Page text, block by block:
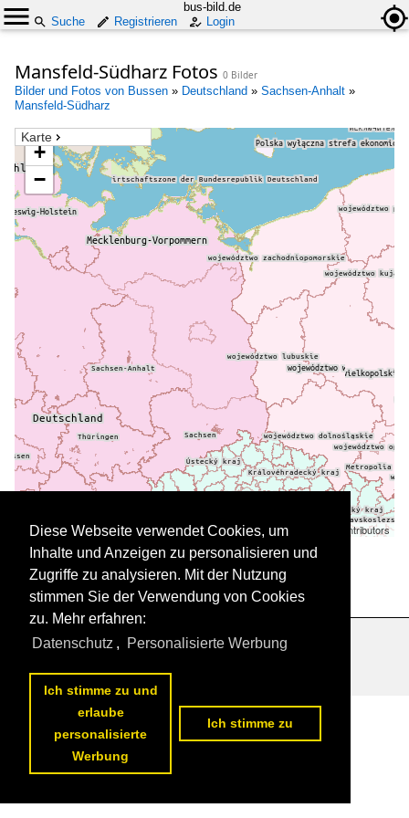
bus-bild.de
Suche
Registrieren Login
Mansfeld-Südharz Fotos 0 Bilder
Bilder und Fotos von Bussen » Deutschland » Sachsen-Anhalt »
Mansfeld-Südharz
Karte
+
−
Leaflet| © OpenStreetMap contributors
Daten werden geladen
Datenschutzerklärung| Impressum|Kontakt
Diese Webseite verwendet Cookies, um
Inhalte und Anzeigen zu personalisieren und
Zugriffe zu analysieren. Mit der Nutzung
stimmen Sie der Verwendung von Cookies
zu. Mehr erfahren:
Datenschutz , Personalisierte Werbung
Ich stimme zu und
erlaube
personalisierte
Werbung
Ich stimme zu